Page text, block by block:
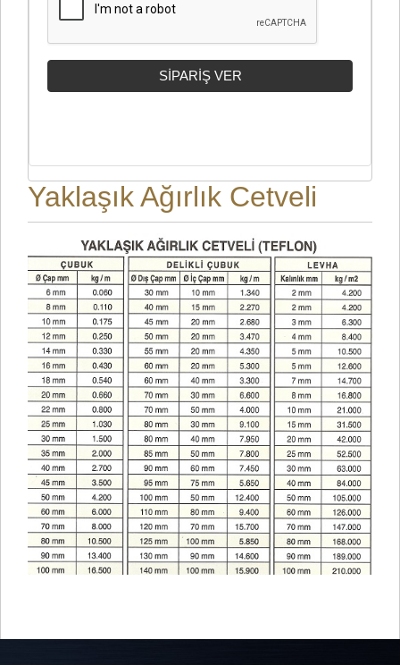
Yaklaşık Ağırlık Cetveli